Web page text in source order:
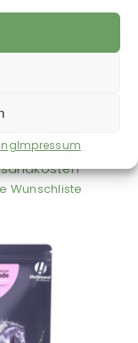
Impressum
86,00€/l
Wunschliste